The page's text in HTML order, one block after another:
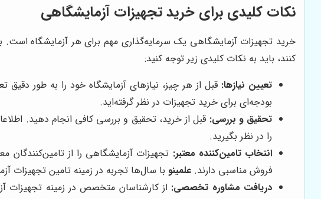
نکات کلیدی برای خرید تجهیزات آزمایشگاهی
خرید تجهیزات آزمایشگاهی یک سرمایه‌گذاری مهم برای هر آزمایشگاه است.
کنند، باید به نکات کلیدی زیر توجه کنید:
تعیین نیازها: قبل از هر چیز، نیازهای آزمایشگاه خود را به طور
بودجه‌ای برای خرید تجهیزات در نظر گرفته‌اید.
تحقیق و بررسی: قبل از خرید، تحقیق و بررسی کافی انجام دهید.
را در نظر بگیرید.
انتخاب تامین‌کننده معتبر: تجهیزات آزمایشگاهی را از تامین‌کنندگان
فروش مناسبی دارند. علمینو با سال‌ها تجربه در زمینه تامین
دریافت مشاوره تخصصی: از کارشناسان متخصص در زمینه تجهیزات